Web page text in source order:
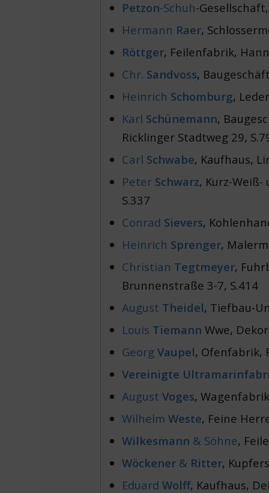
Petzon-Schuh-
Hermann Raer,
Röttger, Feilenfabrik,
Chr. Sandvoss,
Heinrich Schomburg,
Karl Schünemann,
Ricklinger Stadtweg 29,
Carl Schwabe, Kaufhaus,
Peter Schwarz, Kurz-
S.337
Conrad Sievers,
Heinrich Sprenger,
Christian Tegtmeyer,
Brunnenstraße 3-7, S.414
August Theidel, Tiefbau-
Louis Tiemann Wwe,
Georg Vaupel, Ofenfabrik,
Vereinigte
August Voges,
Wilhelm Weste, Feine
Wilkesmann & Söhne,
Wöckener& Ritter,
Eduard Wolff, Kaufhaus,